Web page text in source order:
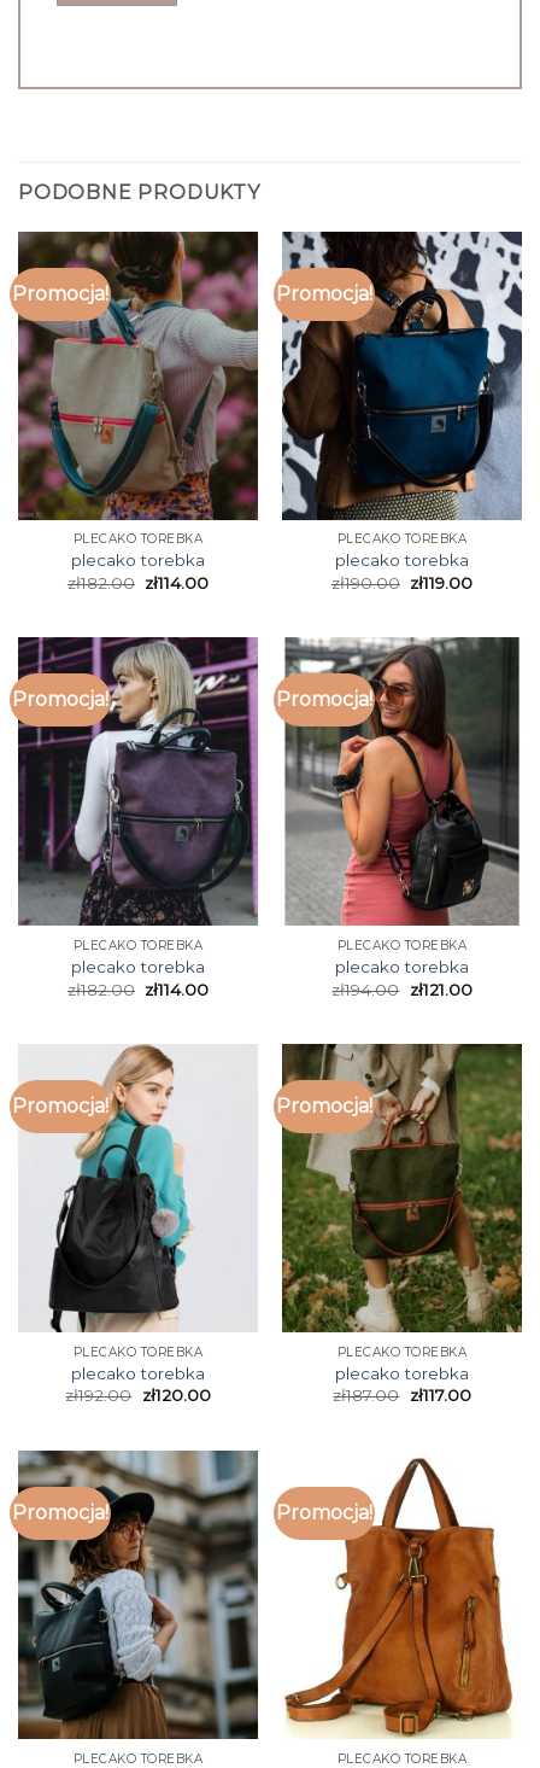
PODOBNE PRODUKTY
Promocja!
PLECAKO TOREBKA
plecako torebka
zł182.00 zł114.00
Promocja!
PLECAKO TOREBKA
plecako torebka
zł190.00 zł119.00
Promocja!
PLECAKO TOREBKA
plecako torebka
zł182.00 zł114.00
Promocja!
PLECAKO TOREBKA
plecako torebka
zł194.00 zł121.00
Promocja!
PLECAKO TOREBKA
plecako torebka
zł192.00 zł120.00
Promocja!
PLECAKO TOREBKA
plecako torebka
zł187.00 zł117.00
Promocja!
PLECAKO TOREBKA
Promocja!
PLECAKO TOREBKA